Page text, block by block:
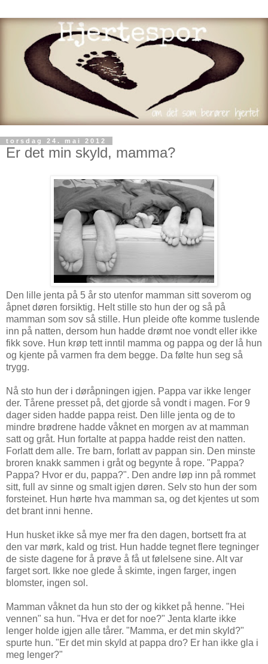
torsdag 24. mai 2012
Er det min skyld, mamma?
Den lille jenta på 5 år sto utenfor mamman sitt soverom og
åpnet døren forsiktig. Helt stille sto hun der og så på
mamman som sov så stille. Hun pleide ofte komme tuslende
inn på natten, dersom hun hadde drømt noe vondt eller ikke
fikk sove. Hun krøp tett inntil mamma og pappa og der lå hun
og kjente på varmen fra dem begge. Da følte hun seg så
trygg.
Nå sto hun der i døråpningen igjen. Pappa var ikke lenger
der. Tårene presset på, det gjorde så vondt i magen. For 9
dager siden hadde pappa reist. Den lille jenta og de to
mindre brødrene hadde våknet en morgen av at mamman
satt og gråt. Hun fortalte at pappa hadde reist den natten.
Forlatt dem alle. Tre barn, forlatt av pappan sin. Den minste
broren knakk sammen i gråt og begynte å rope. "Pappa?
Pappa? Hvor er du, pappa?". Den andre løp inn på rommet
sitt, full av sinne og smalt igjen døren. Selv sto hun der som
forsteinet. Hun hørte hva mamman sa, og det kjentes ut som
det brant inni henne.
Hun husket ikke så mye mer fra den dagen, bortsett fra at
den var mørk, kald og trist. Hun hadde tegnet flere tegninger
de siste dagene for å prøve å få ut følelsene sine. Alt var
farget sort. Ikke noe glede å skimte, ingen farger, ingen
blomster, ingen sol.
Mamman våknet da hun sto der og kikket på henne. "Hei
vennen" sa hun. "Hva er det for noe?" Jenta klarte ikke
lenger holde igjen alle tårer. "Mamma, er det min skyld?"
spurte hun. "Er det min skyld at pappa dro? Er han ikke gla i
meg lenger?"